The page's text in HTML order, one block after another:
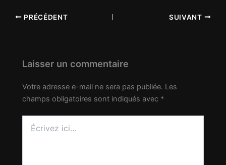
PRÉCÉDENT SUIVANT
Laisser un commentaire
Votre adresse e-mail ne sera pas publiée. Les
champs obligatoires sont indiqués avec *
ici…